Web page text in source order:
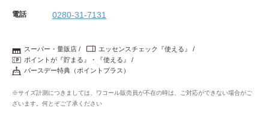
新着情報
重要なお知らせ
お知らせ
電話 0280-31-7131
スーパー・量販店
エッセンスチェック『使える』
ポイントが『貯まる』・『使える』
バースデー特典（ポイントプラス）
※サイズ計測につきましては、ワコール販売員が不在の時は、ご対応ができない場合がご
ざいます。何とぞご了承ください